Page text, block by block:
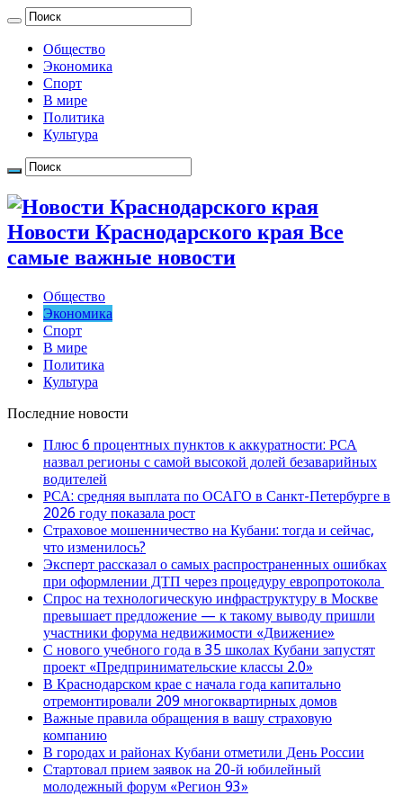
Общество
Экономика
Спорт
В мире
Политика
Культура
Новости Краснодарского края Все
самые важные новости
Общество
Экономика
Спорт
В мире
Политика
Культура
Последние новости
Плюс 6 процентных пунктов к аккуратности: РСА
назвал регионы с самой высокой долей безаварийных
водителей
РСА: средняя выплата по ОСАГО в Санкт-Петербурге в
2026 году показала рост
Страховое мошенничество на Кубани: тогда и сейчас,
что изменилось?
Эксперт рассказал о самых распространенных ошибках
при оформлении ДТП через процедуру европротокола
Спрос на технологическую инфраструктуру в Москве
превышает предложение — к такому выводу пришли
участники форума недвижимости «Движение»
С нового учебного года в 35 школах Кубани запустят
проект «Предпринимательские классы 2.0»
В Краснодарском крае с начала года капитально
отремонтировали 209 многоквартирных домов
Важные правила обращения в вашу страховую
компанию
В городах и районах Кубани отметили День России
Стартовал прием заявок на 20-й юбилейный
молодежный форум «Регион 93»